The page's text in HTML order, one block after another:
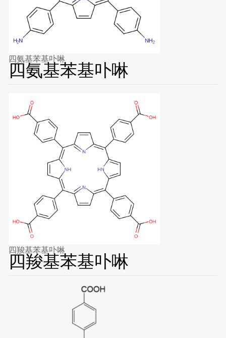
四氨基苯基卟啉
四氨基苯基卟啉
四羧基苯基卟啉
四羧基苯基卟啉